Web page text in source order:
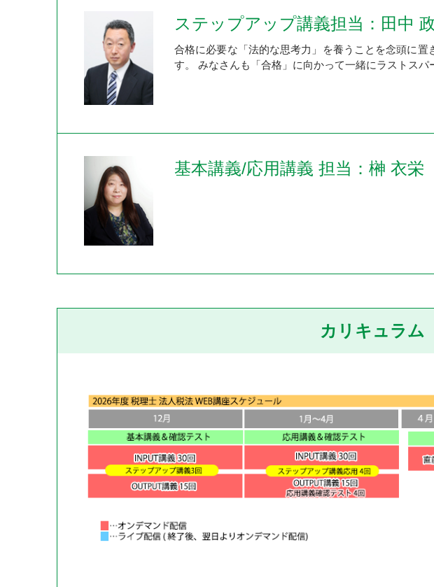
ステップアップ講義担当：田中
合格に必要な「法的な思考力」を養うことを念頭に
す。 みなさんも「合格」に向かって一緒にラストスパ
基本講義/応用講義 担当：榊󠄀 衣栄
カリキュラム